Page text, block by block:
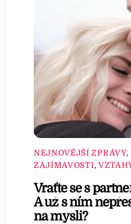
NEJNOVĚJŠÍ ZPRÁVY,
ZAJÍMAVOSTI,
Vraťte se s
A už s ním
na mysli?